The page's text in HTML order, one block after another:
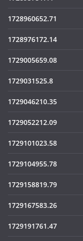
1728960652.71
1728976172.14
1729005659.08
1729031525.8
1729046210.35
1729052212.09
1729101023.58
1729104955.78
1729158819.79
1729167583.26
1729191761.47